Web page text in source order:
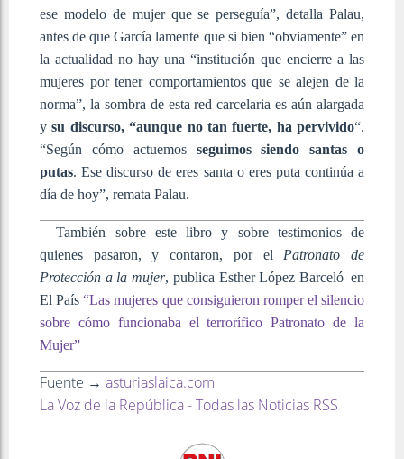
ese modelo de mujer que se perseguía”, detalla Palau,
antes de que García lamente que si bien “obviamente” en
la actualidad no hay una “institución que encierre a las
mujeres por tener comportamientos que se alejen de la
norma”, la sombra de esta red carcelaria es aún alargada
ysu discurso, “aunque no tan fuerte, ha pervivido“.
“Según cómo actuemos seguimos siendo santas o
putas. Ese discurso de eres santa o eres puta continúa a
día de hoy”, remata Palau.
– También sobre este libro y sobre testimonios de
quienes pasaron, y contaron, por el Patronato de
Protección a la mujer, publica Esther López Barceló en
El País“Las mujeres que consiguieron romper el silencio
sobre cómo funcionaba el terrorífico Patronato de la
Mujer”
Fuente → asturiaslaica.com
La Voz de la República - Todas las Noticias RSS